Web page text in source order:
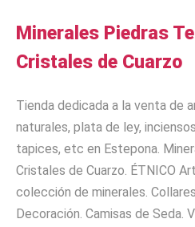
Minerales Piedras
Cristales de Cuarzo
Tienda dedicada a la venta de
naturales, plata de ley,
tapices, etc en Estepona.
Cristales de Cuarzo. ÉTNICO
colección de minerales.
Decoración. Camisas de Seda.